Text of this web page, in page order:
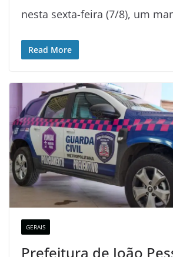
nesta sexta-feira (7/8), um
Read More
GERAIS
Prefeitura de João